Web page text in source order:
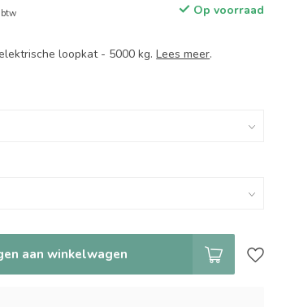
Op voorraad
loopkat - 5000 kg.Lees meer.
aan winkelwagen